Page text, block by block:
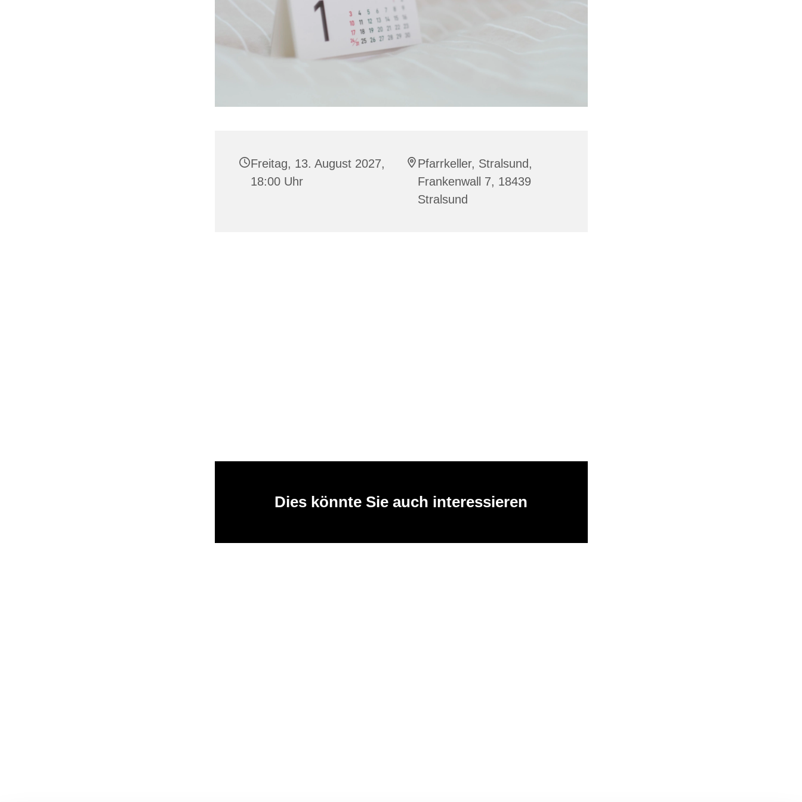
Freitag, 13. August 2027,
18:00 Uhr
Pfarrkeller, Stralsund,
Frankenwall 7, 18439
Stralsund
Dies könnte Sie auch interessieren